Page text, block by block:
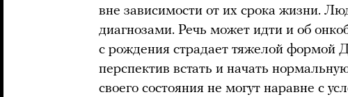
вне зависимости от их срока жизни.
диагнозами. Речь может идти и об
с рождения страдает тяжелой формой
перспектив встать и начать
своего состояния не могут наравне с